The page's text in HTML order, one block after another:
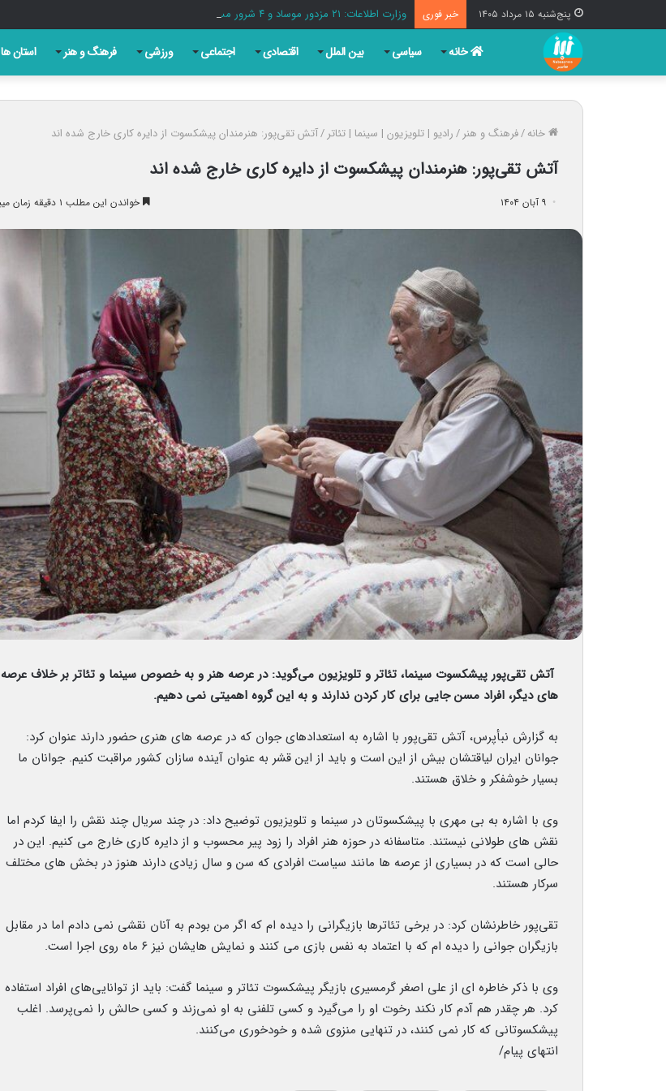
پنج‌شنبه ۱۵ مرداد ۱۴۰۵ خبر فوری وزارت اطلاعات: ۲۱ مزدور موساد و ۴ شرور مسلح در کرمان بازداشت شدند
خانه سیاسی بین الملل اقتصادی اجتماعی ورزشی فرهنگ و هنر استان ها
خانه/فرهنگ و هنر /رادیو | تلویزیون | سینما | تئاتر /آتش تقی‌پور: هنرمندان پیشکسوت از دایره کاری خارج شده اند
آتش تقی‌پور: هنرمندان پیشکسوت از دایره کاری خارج شده اند
۹ آبان ۱۴۰۴ خواندن این مطلب ۱ دقیقه زمان میبرد
آتش تقی‌پور پیشکسوت سینما، تئاتر و تلویزیون می‌گوید: در عرصه هنر و به خصوص سینما و تئاتر بر خلاف عرصه
های دیگر، افراد مسن جایی برای کار کردن ندارند و به این گروه اهمیتی نمی دهیم.
به گزارش نبأپرس، آتش تقی‌پور با اشاره به استعدادهای جوان که در عرصه های هنری حضور دارند عنوان کرد:
جوانان ایران لیاقتشان بیش از این است و باید از این قشر به عنوان آینده سازان کشور مراقبت کنیم. جوانان ما
بسیار خوشفکر و خلاق هستند.
وی با اشاره به بی مهری با پیشکسوتان در سینما و تلویزیون توضیح داد: در چند سریال چند نقش را ایفا کردم اما
نقش های طولانی نیستند. متاسفانه در حوزه هنر افراد را زود پیر محسوب و از دایره کاری خارج می کنیم. این در
حالی است که در بسیاری از عرصه ها مانند سیاست افرادی که سن و سال زیادی دارند هنوز در بخش های مختلف
سرکار هستند.
تقی‌پور خاطرنشان کرد: در برخی تئاترها بازیگرانی را دیده ام که اگر من بودم به آنان نقشی نمی دادم اما در مقابل
بازیگران جوانی را دیده ام که با اعتماد به نفس بازی می کنند و نمایش هایشان نیز ۶ ماه روی اجرا است.
وی با ذکر خاطره ای از علی اصغر گرمسیری بازیگر پیشکسوت تئاتر و سینما گفت: باید از توانایی‌های افراد استفاده
کرد. هر چقدر هم آدم کار نکند رخوت او را می‌گیرد و کسی تلفنی به او نمی‌زند و کسی حالش را نمی‌پرسد. اغلب
پیشکسوتانی که کار نمی کنند، در تنهایی منزوی شده و خودخوری می‌کنند.
انتهای پیام/